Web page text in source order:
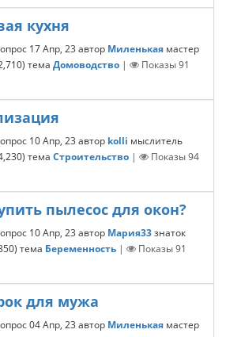
кухня
17 Апр, 23 автор Миленькая мастер
) тема Домоводство | Показы91
10 Апр, 23 автор kolli мыслитель
) тема Строительство | Показы94
пылесос для окон?
10 Апр, 23 автор Мария33 знаток
) тема Беременность | Показы91
для мужа
04 Апр, 23 автор Миленькая мастер